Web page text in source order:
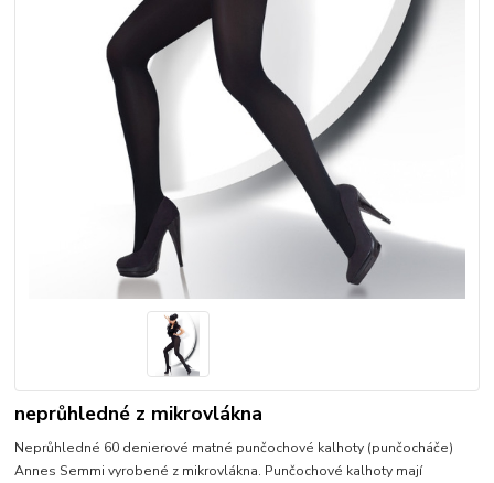
neprůhledné z mikrovlákna
Neprůhledné 60 denierové matné punčochové kalhoty (punčocháče)
Annes Semmi vyrobené z mikrovlákna. Punčochové kalhoty mají